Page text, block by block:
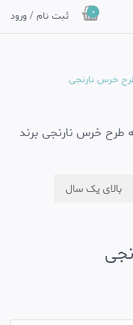
0 ثبت نام / ورود
خرس نارنجی
طرح خرس نارنجی برند
بالای یک سال